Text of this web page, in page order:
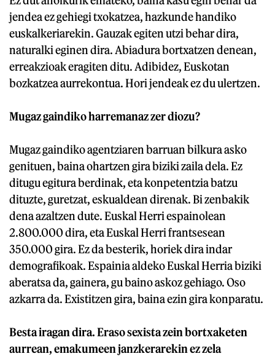
jendea ez gehiegi txokatzea, hazkunde handiko
euskalkeriarekin. Gauzak egiten utzi behar dira,
naturalki eginen dira. Abiadura bortxatzen denean,
erreakzioak eragiten ditu. Adibidez, Euskotan
bozkatzea aurrekontua. Hori jendeak ez du ulertzen.
Mugaz gaindiko harremanaz zer diozu?
Mugaz gaindiko agentziaren barruan bilkura asko
genituen, baina ohartzen gira biziki zaila dela. Ez
ditugu egitura berdinak, eta konpetentzia batzu
dituzte, guretzat, eskualdean direnak. Bi zenbakik
dena azaltzen dute. Euskal Herri espainolean
2.800.000 dira, eta Euskal Herri frantsesean
350.000 gira. Ez da besterik, horiek dira indar
demografikoak. Espainia aldeko Euskal Herria biziki
aberatsa da, gainera, gu baino askoz gehiago. Oso
azkarra da. Existitzen gira, baina ezin gira konparatu.
Besta iragan dira. Eraso sexista zein bortxaketen
aurrean, emakumeen janzkerarekin ez zela